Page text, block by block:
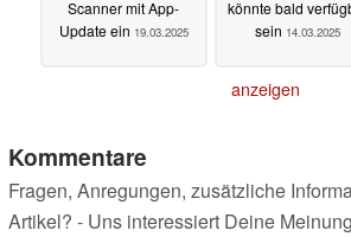
Scanner mit App-
Update ein 19.03.2025
könnte bald
sein 14.03.2025
anzeigen
Kommentare
Fragen, Anregungen, zusätzliche
Artikel? - Uns interessiert Deine